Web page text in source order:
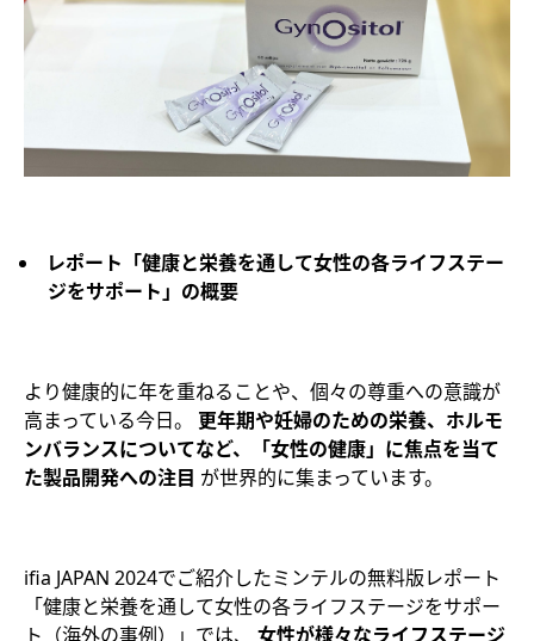
レポート「健康と栄養を通して女性の各ライフステー
ジをサポート」の概要
より健康的に年を重ねることや、個々の尊重への意識が
高まっている今日。
更年期や妊婦のための栄養、ホルモ
ンバランスについてなど、「女性の健康」に焦点を当て
た製品開発への注目 が世界的に集まっています。
ifia JAPAN 2024でご紹介したミンテルの無料版レポート
「健康と栄養を通して女性の各ライフステージをサポー
ト（海外の事例）」では、
女性が様々なライフステージ